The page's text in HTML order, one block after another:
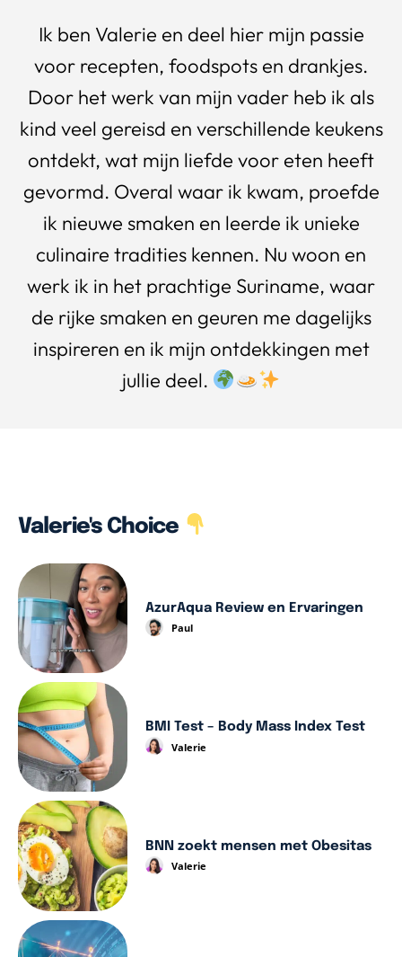
Ik ben Valerie en deel hier mijn passie
voor recepten, foodspots en drankjes.
Door het werk van mijn vader heb ik als
kind veel gereisd en verschillende keukens
ontdekt, wat mijn liefde voor eten heeft
gevormd. Overal waar ik kwam, proefde
ik nieuwe smaken en leerde ik unieke
culinaire tradities kennen. Nu woon en
werk ik in het prachtige Suriname, waar
de rijke smaken en geuren me dagelijks
inspireren en ik mijn ontdekkingen met
jullie deel.
Valerie's Choice
AzurAqua Review en Ervaringen
Paul
BMI Test – Body Mass Index Test
Valerie
BNN zoekt mensen met Obesitas
Valerie